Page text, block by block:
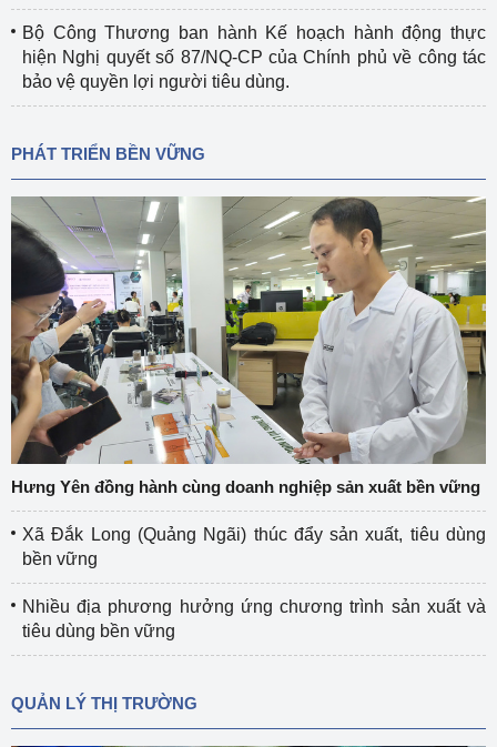
Bộ Công Thương ban hành Kế hoạch hành động thực
hiện Nghị quyết số 87/NQ-CP của Chính phủ về công tác
bảo vệ quyền lợi người tiêu dùng.
PHÁT TRIỂN BỀN VỮNG
Hưng Yên đồng hành cùng doanh nghiệp sản xuất bền vững
Xã Đắk Long (Quảng Ngãi) thúc đẩy sản xuất, tiêu dùng
bền vững
Nhiều địa phương hưởng ứng chương trình sản xuất và
tiêu dùng bền vững
QUẢN LÝ THỊ TRƯỜNG